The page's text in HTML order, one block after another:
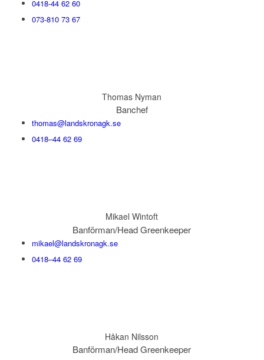
0418-44 62 60
073-810 73 67
Thomas Nyman
Banchef
thomas@landskronagk.se
0418–44 62 69
Mikael Wintoft
Banförman/Head Greenkeeper
mikael@landskronagk.se
0418–44 62 69
Håkan Nilsson
Banförman/Head Greenkeeper